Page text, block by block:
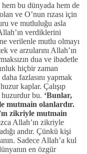
bu dünyada hem de
ve O’nun rızası için
ve mutluluğu asla
verdiklerini
verilenle mutlu olmayı
ve arzularını Allah’ın
dua ve ibadetle
hiçbir zaman
fazlasını yapmak
kaplar. Çalışıp
huzurdur bu. ‘Bunlar,
mutmain olanlardır.
zikriyle mutmain
Allah’ın zikriyle
andır. Çünkü kişi
Sadece Allah’a kul
en özgür